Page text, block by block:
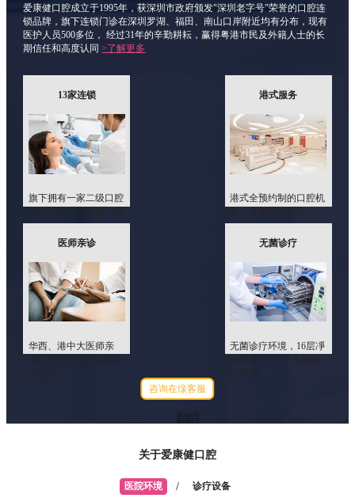
爱康健口腔成立于1995年，获深圳市政府颁发"深圳老字号"荣誉的口腔连
锁品牌，旗下连锁门诊在深圳罗湖、福田、南山口岸附近均有分布，现有
医护人员500多位， 经过31年的辛勤耕耘，赢得粤港市民及外籍人士的长
期信任和高度认同>了解更多
13家连锁
旗下拥有一家二级口腔
港式服务
港式全预约制的口腔机
医师亲诊
华西、港中大医师亲
疗经验
无菌诊疗
无菌诊疗环境，16层凈
化消毒，8个一无菌诊
疗模式
咨询在缐客服
关于爱康健口腔
医院环境 / 诊疗设备